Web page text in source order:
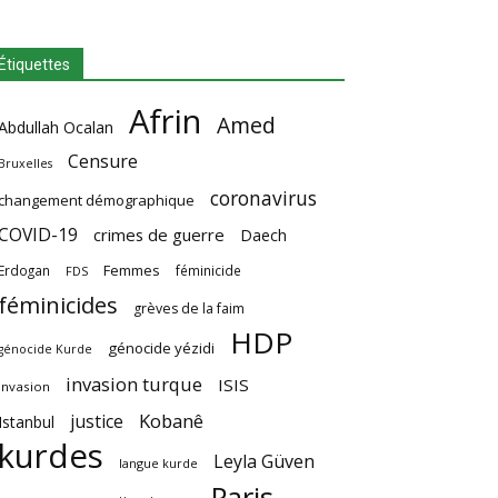
Ocalan Afrin Amed
Censure
démographique coronavirus
19 crimes de guerre Daech
FDS Femmes féminicide
grèves de la faim
Kurde génocide yézidi HDP
invasion turque ISIS
justice Kobanê
langue kurde Leyla Güven